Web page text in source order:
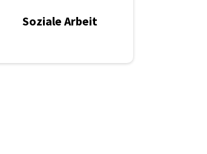
Soziale Arbeit